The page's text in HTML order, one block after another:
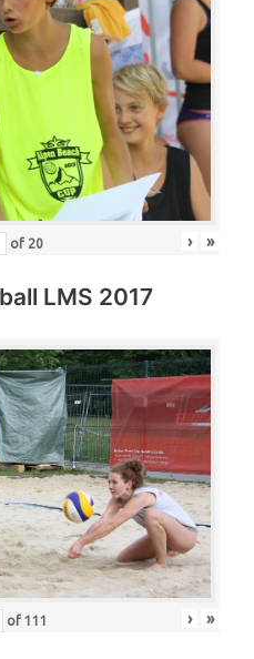
of 20 › »
LMS 2017
of 111 › »